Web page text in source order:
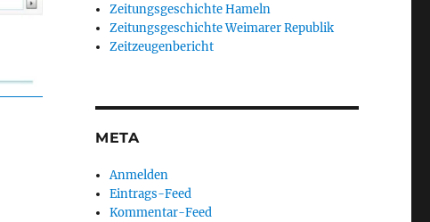
Zeitungsgeschichte Hameln
Zeitungsgeschichte Weimarer Republik
Zeitzeugenbericht
META
Anmelden
Eintrags-Feed
Kommentar-Feed